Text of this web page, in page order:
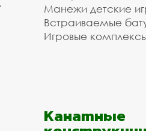
Манежи детские
Встраиваемые
Игровые
Канатные